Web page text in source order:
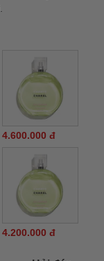
4.600.000 đ
4.200.000 đ